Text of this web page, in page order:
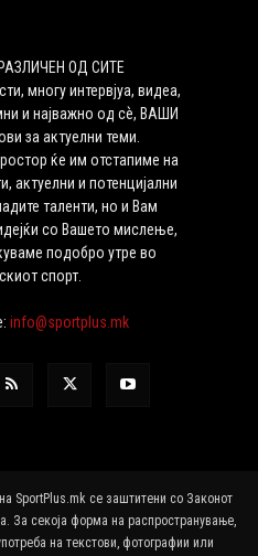
ОД СИТЕ
многу интервјуа, видеа,
и најважно од сѐ, ВАШИ
за актуелни теми.
ќе им отстапиме на
актуелни и потенцијални
таленти, но и Вам
со Вашето мислење,
подобро утре во
спорт.
info@sportplus.mk
SportPlus.mk се заштитени со Законот
За секоја форма на распространување,
на текстови, фотографии или